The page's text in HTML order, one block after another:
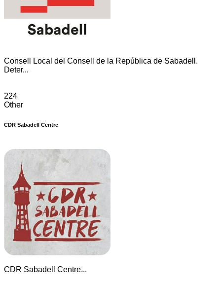
Consell Local del Consell de la República de Sabadell.
Deter...
224
Other
CDR Sabadell Centre
CDR Sabadell Centre...